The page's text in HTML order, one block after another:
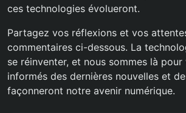
ces technologies évolueront.
Partagez vos réflexions et vos
commentaires ci-dessous. La
se réinventer, et nous sommes là
informés des dernières nouvelles et
façonneront notre avenir numérique.